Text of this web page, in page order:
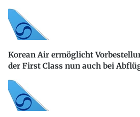
Korean Air ermöglicht
der First Class nun auch bei